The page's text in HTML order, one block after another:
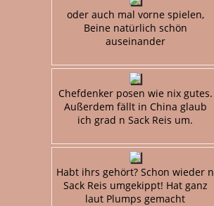
oder auch mal vorne spielen,
Beine natürlich schön
auseinander
Chefdenker posen wie nix gutes.
Außerdem fällt in China glaub
ich grad n Sack Reis um.
Habt ihrs gehört? Schon wieder n
Sack Reis umgekippt! Hat ganz
laut Plumps gemacht